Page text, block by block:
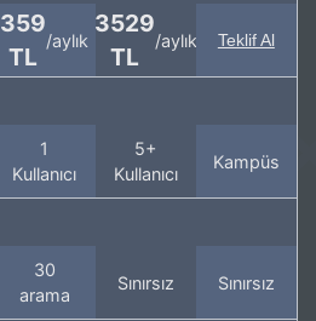
359
TL
/aylık
3529
TL
/aylık Teklif Al
1
Kullanıcı
5+
Kullanıcı
Kampüs
30
arama
Sınırsız Sınırsız